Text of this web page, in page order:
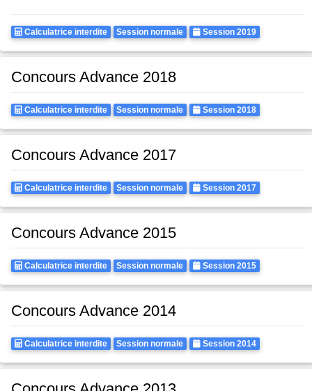
Calculatrice
Calculatrice interdite Rattrapages
Session normale Annee
Session 2019
Concours Advance 2018
Calculatrice
Calculatrice interdite Rattrapages
Session normale Annee
Session 2018
Concours Advance 2017
Calculatrice
Calculatrice interdite Rattrapages
Session normale Annee
Session 2017
Concours Advance 2015
Calculatrice
Calculatrice interdite Rattrapages
Session normale Annee
Session 2015
Concours Advance 2014
Calculatrice
Calculatrice interdite Rattrapages
Session normale Annee
Session 2014